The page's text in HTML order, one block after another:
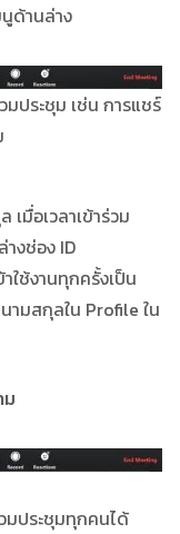
ด้านล่าง
ประชุม เช่น การแชร์
มื่อเวลาเข้าร่วม
งช่อง ID
ใช้งานทุกครั้งเป็น
ามสกุลใน Profile ใน
มประชุมทุกคนได้